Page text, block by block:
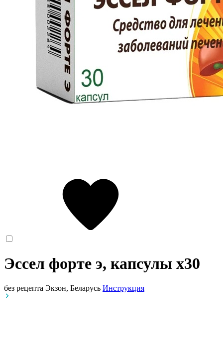
Эссел форте э, капсулы x30
без рецепта Экзон, Беларусь Инструкция